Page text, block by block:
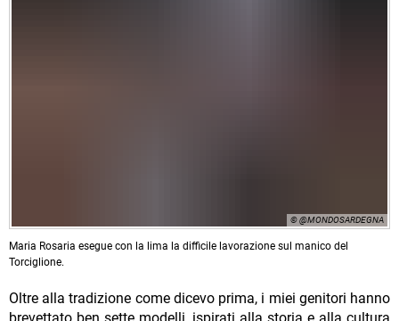
© @MONDOSARDEGNA
Maria Rosaria esegue con la lima la difficile lavorazione sul manico del
Torciglione.
Oltre alla tradizione come dicevo prima, i miei genitori hanno